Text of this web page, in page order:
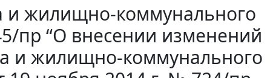
и жилищно-коммунального
пр “О внесении изменений
и жилищно-коммунального